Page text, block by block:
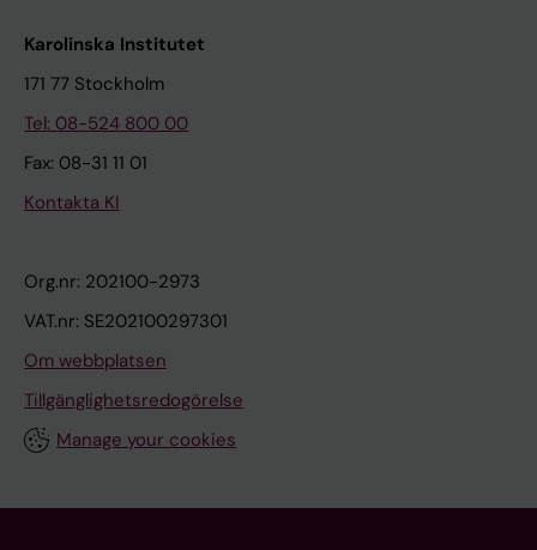
Karolinska Institutet
171 77 Stockholm
Tel: 08-524 800 00
Fax: 08-31 11 01
Kontakta KI
Org.nr: 202100-2973
VAT.nr: SE202100297301
Om webbplatsen
Tillgänglighetsredogörelse
Manage your cookies